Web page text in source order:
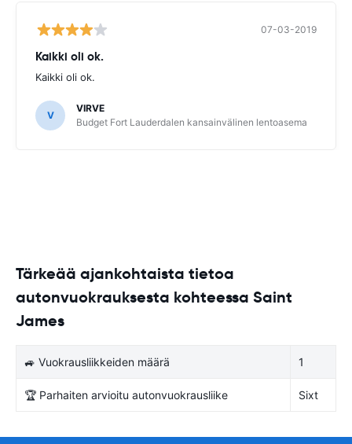
07-03-2019
Kaikki oli ok.
Kaikki oli ok.
V
VIRVE
Budget Fort Lauderdalen kansainvälinen lentoasema
Tärkeää ajankohtaista tietoa
autonvuokrauksesta kohteessa Saint
James
🚙 Vuokrausliikkeiden määrä 1
🏆 Parhaiten arvioitu autonvuokrausliike Sixt